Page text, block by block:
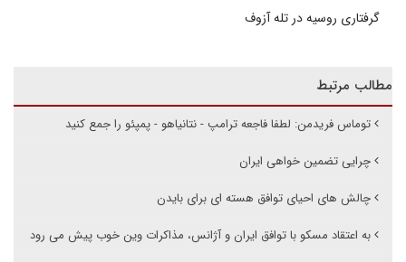
گرفتاری روسیه در تله آزوف
مطالب مرتبط
توماس فریدمن: لطفا فاجعه ترامپ - نتانیاهو - پمپئو را جمع کنید
چرایی تضمین خواهی ایران
چالش های احیای توافق هسته ای برای بایدن
به اعتقاد مسکو با توافق ایران و آژانس، مذاکرات وین خوب پیش می رود